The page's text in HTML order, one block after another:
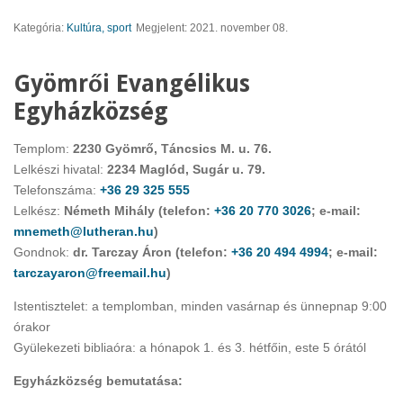
Kategória: Kultúra, sport Megjelent: 2021. november 08.
Gyömrői Evangélikus
Egyházközség
Templom: 2230 Gyömrő, Táncsics M. u. 76.
Lelkészi hivatal: 2234 Maglód, Sugár u. 79.
Telefonszáma: +36 29 325 555
Lelkész: Németh Mihály (telefon: +36 20 770 3026; e-mail:
mnemeth@lutheran.hu)
Gondnok: dr. Tarczay Áron (telefon: +36 20 494 4994; e-mail:
tarczayaron@freemail.hu)
Istentisztelet: a templomban, minden vasárnap és ünnepnap 9:00
órakor
Gyülekezeti bibliaóra: a hónapok 1. és 3. hétfőin, este 5 órától
Egyházközség bemutatása: